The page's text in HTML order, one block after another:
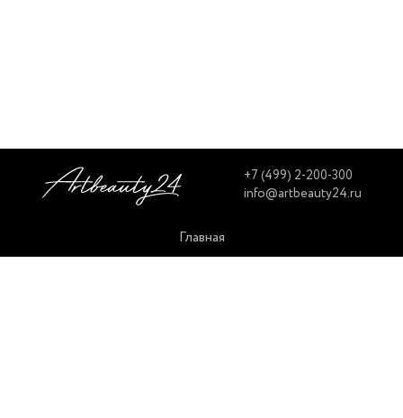
+7 (499) 2-200-300
info@artbeauty24.ru
Главная